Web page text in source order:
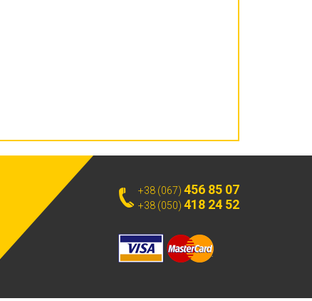
+38 (067) 456 85 07
+38 (050) 418 24 52